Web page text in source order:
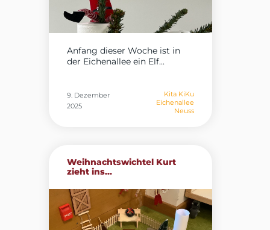
Anfang dieser Woche ist in
der Eichenallee ein Elf...
9. Dezember
2025
Kita KiKu
Eichenallee
Neuss
Weihnachtswichtel Kurt
zieht ins...